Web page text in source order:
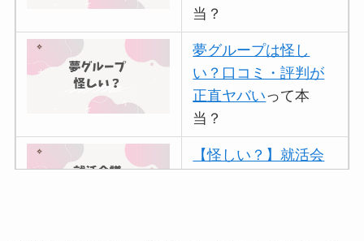
当？
夢グループは怪し
い？口コミ・評判が
正直ヤバいって本
当？
【怪しい？】就活会